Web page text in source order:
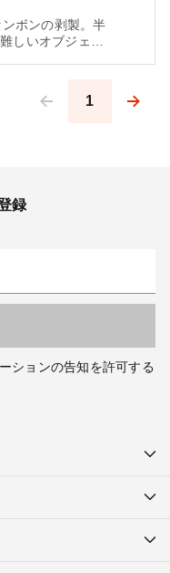
ボンの剥製。半
しいオブジェク
1
録
ションの告知を許可する